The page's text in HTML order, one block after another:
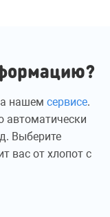
нашем сервисе.
автоматически
Выберите
вас от хлопот с